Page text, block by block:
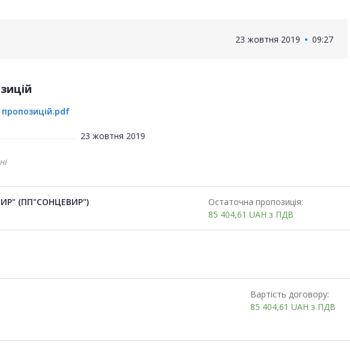
23 жовтня 2019 09:27
23 жовтня 2019
(ПП"СОНЦЕВИР")
Остаточна пропозиція:
85 404,61 UAH з ПДВ
Вартість договору:
85 404,61 UAH з ПДВ